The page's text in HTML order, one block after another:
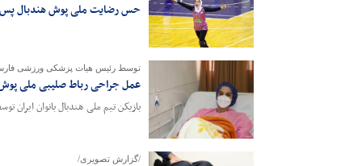
حس رضایت ملی پوش هندبال
توسط رئیس هیات پزشکی ورزشی
عمل جراحی رباط صلیبی ملی پوش
بازیکن تیم ملی هندبال بانوان
/گزارش تصویری/